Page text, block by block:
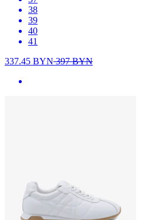
38
39
40
41
337.45 BYN397BYN